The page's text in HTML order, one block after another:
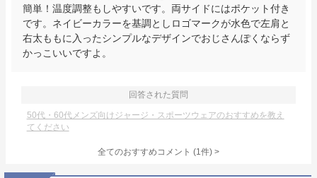
簡単！温度調整もしやすいです。両サイドにはポケット付き
です。ネイビーカラーを基調としロゴマークが水色で左肩と
右太ももに入ったシンプルなデザインでおじさんぽくならず
かっこいいですよ。
回答された質問
50代・60代メンズ向けジャージ・スポーツウェアのおすすめを教え
てください
全てのおすすめコメント (1件) >